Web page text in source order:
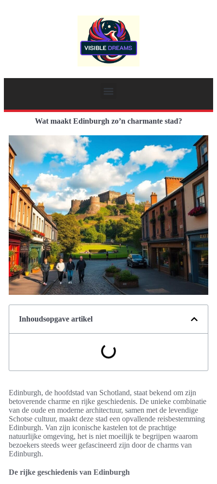
Wat maakt Edinburgh zo’n charmante stad?
Inhoudsopgave artikel
Edinburgh, de hoofdstad van Schotland, staat bekend om zijn
betoverende charme en rijke geschiedenis. De unieke combinatie
van de oude en moderne architectuur, samen met de levendige
Schotse cultuur, maakt deze stad een opvallende reisbestemming
Edinburgh. Van zijn iconische kastelen tot de prachtige
natuurlijke omgeving, het is niet moeilijk te begrijpen waarom
bezoekers steeds weer gefascineerd zijn door de charms van
Edinburgh.
De rijke geschiedenis van Edinburgh